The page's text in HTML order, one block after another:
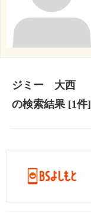
ジミー 大西
の検索結果[1件]